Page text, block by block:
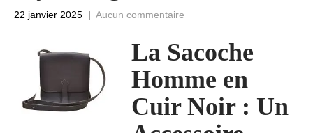
22 janvier 2025 | Aucun commentaire
La Sacoche
Homme en
Cuir Noir : Un